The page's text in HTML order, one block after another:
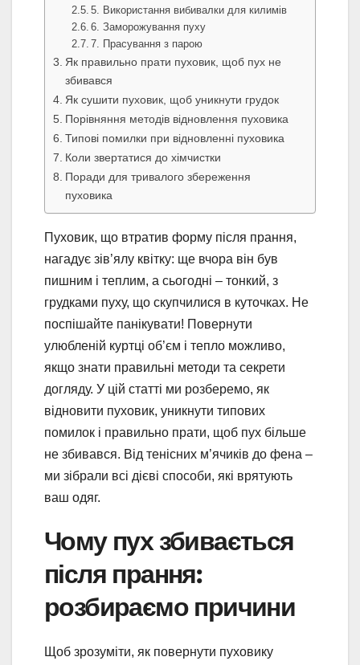
5. Використання вибивалки для килимів
6. Заморожування пуху
7. Прасування з парою
Як правильно прати пуховик, щоб пух не
збивався
Як сушити пуховик, щоб уникнути грудок
Порівняння методів відновлення пуховика
Типові помилки при відновленні пуховика
Коли звертатися до хімчистки
Поради для тривалого збереження
пуховика
Пуховик, що втратив форму після прання,
нагадує зів’ялу квітку: ще вчора він був
пишним і теплим, а сьогодні – тонкий, з
грудками пуху, що скупчилися в куточках. Не
поспішайте панікувати! Повернути
улюбленій куртці об’єм і тепло можливо,
якщо знати правильні методи та секрети
догляду. У цій статті ми розберемо, як
відновити пуховик, уникнути типових
помилок і правильно прати, щоб пух більше
не збивався. Від тенісних м’ячиків до фена –
ми зібрали всі дієві способи, які врятують
ваш одяг.
Чому пух збивається
після прання:
розбираємо причини
Щоб зрозуміти, як повернути пуховику